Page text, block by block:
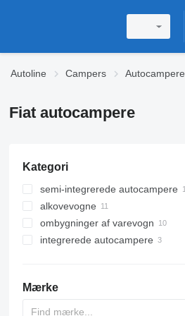
Autoline Campers Autocampere
Fiat autocampere
Kategori
semi-integrerede autocampere
alkovevogne
ombygninger af varevogn
integrerede autocampere
Mærke